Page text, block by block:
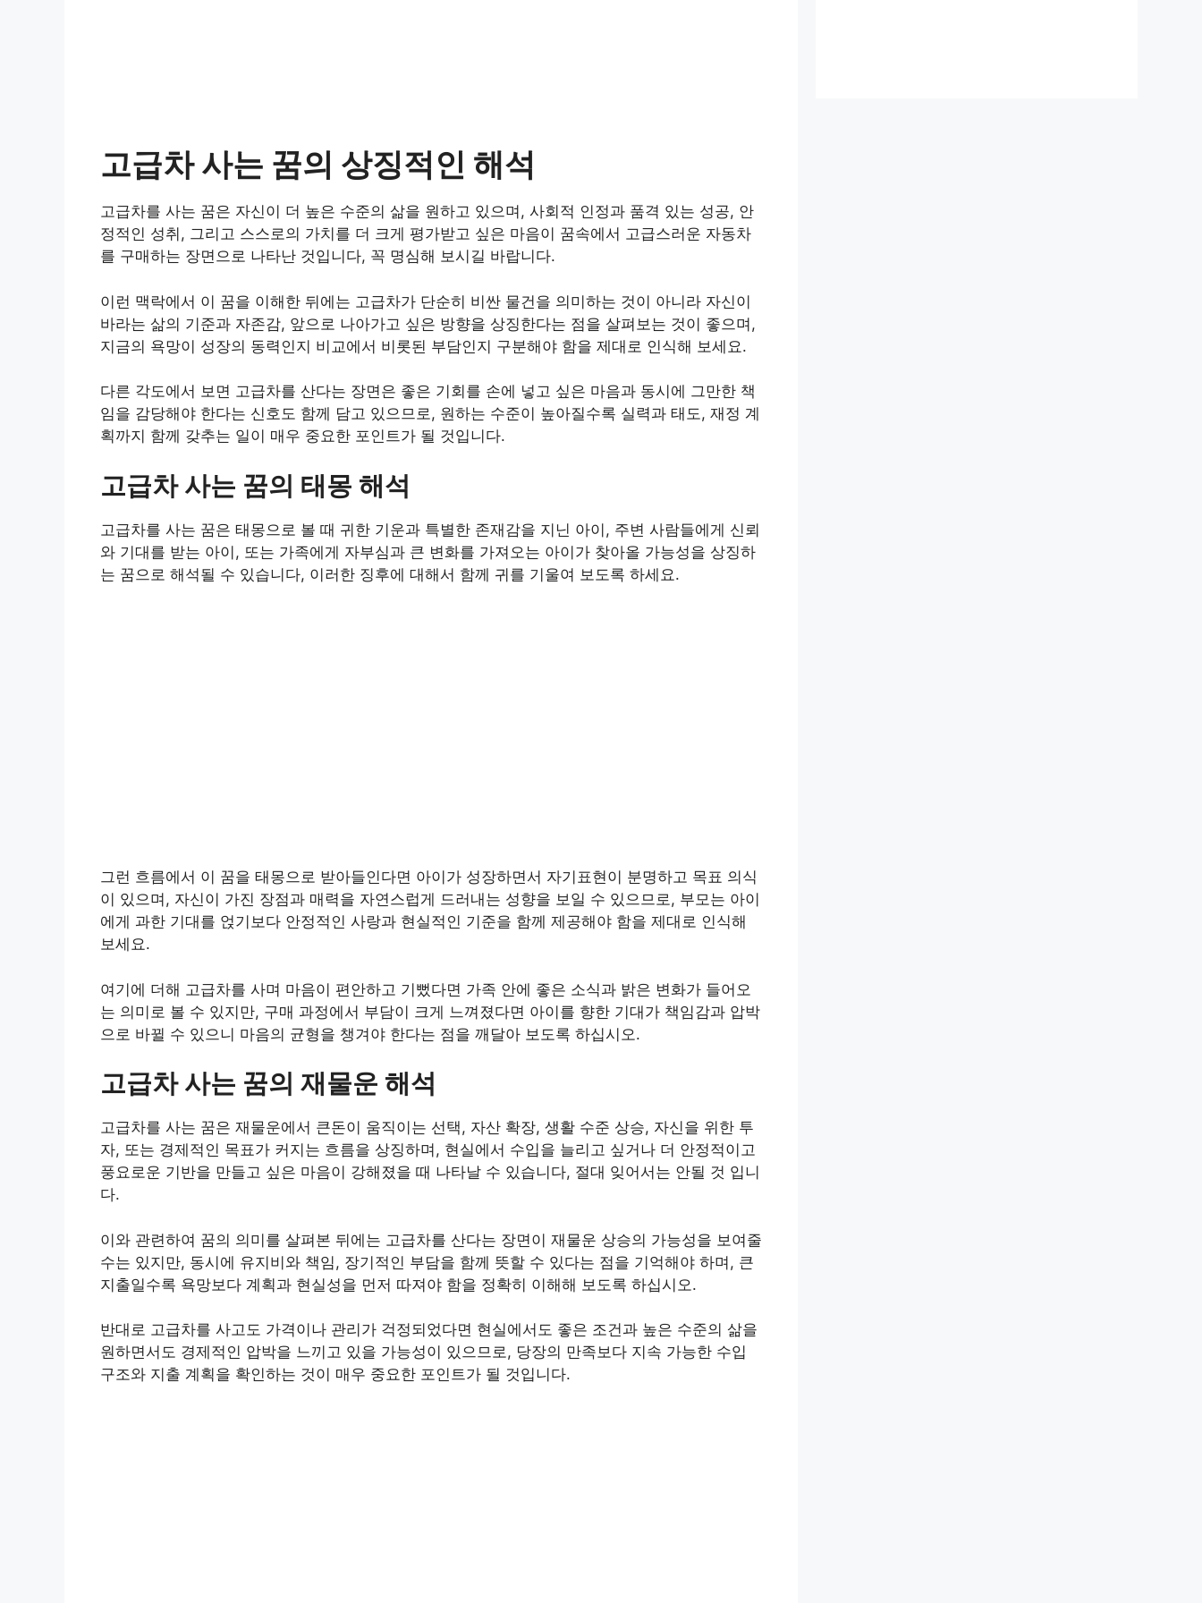
고급차 사는 꿈의 상징적인 해석
고급차를 사는 꿈은 자신이 더 높은 수준의 삶을 원하고 있으며, 사회적 인정과 품격 있는 성공, 안
정적인 성취, 그리고 스스로의 가치를 더 크게 평가받고 싶은 마음이 꿈속에서 고급스러운 자동차
를 구매하는 장면으로 나타난 것입니다, 꼭 명심해 보시길 바랍니다.
이런 맥락에서 이 꿈을 이해한 뒤에는 고급차가 단순히 비싼 물건을 의미하는 것이 아니라 자신이
바라는 삶의 기준과 자존감, 앞으로 나아가고 싶은 방향을 상징한다는 점을 살펴보는 것이 좋으며,
지금의 욕망이 성장의 동력인지 비교에서 비롯된 부담인지 구분해야 함을 제대로 인식해 보세요.
다른 각도에서 보면 고급차를 산다는 장면은 좋은 기회를 손에 넣고 싶은 마음과 동시에 그만한 책
임을 감당해야 한다는 신호도 함께 담고 있으므로, 원하는 수준이 높아질수록 실력과 태도, 재정 계
획까지 함께 갖추는 일이 매우 중요한 포인트가 될 것입니다.
고급차 사는 꿈의 태몽 해석
고급차를 사는 꿈은 태몽으로 볼 때 귀한 기운과 특별한 존재감을 지닌 아이, 주변 사람들에게 신뢰
와 기대를 받는 아이, 또는 가족에게 자부심과 큰 변화를 가져오는 아이가 찾아올 가능성을 상징하
는 꿈으로 해석될 수 있습니다, 이러한 징후에 대해서 함께 귀를 기울여 보도록 하세요.
그런 흐름에서 이 꿈을 태몽으로 받아들인다면 아이가 성장하면서 자기표현이 분명하고 목표 의식
이 있으며, 자신이 가진 장점과 매력을 자연스럽게 드러내는 성향을 보일 수 있으므로, 부모는 아이
에게 과한 기대를 얹기보다 안정적인 사랑과 현실적인 기준을 함께 제공해야 함을 제대로 인식해
보세요.
여기에 더해 고급차를 사며 마음이 편안하고 기뻤다면 가족 안에 좋은 소식과 밝은 변화가 들어오
는 의미로 볼 수 있지만, 구매 과정에서 부담이 크게 느껴졌다면 아이를 향한 기대가 책임감과 압박
으로 바뀔 수 있으니 마음의 균형을 챙겨야 한다는 점을 깨달아 보도록 하십시오.
고급차 사는 꿈의 재물운 해석
고급차를 사는 꿈은 재물운에서 큰돈이 움직이는 선택, 자산 확장, 생활 수준 상승, 자신을 위한 투
자, 또는 경제적인 목표가 커지는 흐름을 상징하며, 현실에서 수입을 늘리고 싶거나 더 안정적이고
풍요로운 기반을 만들고 싶은 마음이 강해졌을 때 나타날 수 있습니다, 절대 잊어서는 안될 것 입니
다.
이와 관련하여 꿈의 의미를 살펴본 뒤에는 고급차를 산다는 장면이 재물운 상승의 가능성을 보여줄
수는 있지만, 동시에 유지비와 책임, 장기적인 부담을 함께 뜻할 수 있다는 점을 기억해야 하며, 큰
지출일수록 욕망보다 계획과 현실성을 먼저 따져야 함을 정확히 이해해 보도록 하십시오.
반대로 고급차를 사고도 가격이나 관리가 걱정되었다면 현실에서도 좋은 조건과 높은 수준의 삶을
원하면서도 경제적인 압박을 느끼고 있을 가능성이 있으므로, 당장의 만족보다 지속 가능한 수입
구조와 지출 계획을 확인하는 것이 매우 중요한 포인트가 될 것입니다.